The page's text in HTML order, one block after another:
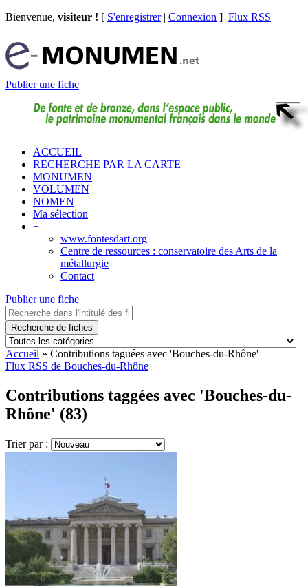
Bienvenue, visiteur ! [ S'enregistrer| Connexion ] Flux RSS
Publier une fiche
ACCUEIL
RECHERCHE PAR LA CARTE
MONUMEN
VOLUMEN
NOMEN
Ma sélection
+
www.fontesdart.org
Centre de ressources : conservatoire des Arts de la
métallurgie
Contact
Publier une fiche
Recherche de fiches
Accueil » Contributions taguées avec 'Bouches-du-Rhône'
Flux RSS de Bouches-du-Rhône
Contributions taggées avec 'Bouches-du-
Rhône' (83)
Trier par :